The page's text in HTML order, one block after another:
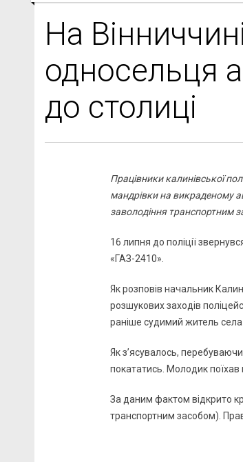
На
односельця
до столиці
Працівники калинівської
мандрівки на викраденому
заволодіння транспортним
16 липня до поліції
«ГАЗ-2410».
Як розповів начальник
розшукових заходів
раніше судимий житель
Як з’ясувалось,
покататись. Молодик поїхав
За даним фактом відкрито
транспортним засобом).